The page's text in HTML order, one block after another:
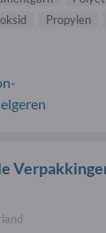
Propylen